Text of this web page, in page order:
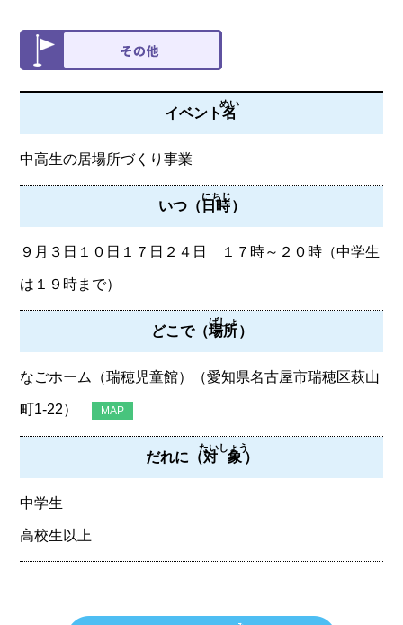
イベント名
めい
中高生の居場所づくり事業
いつ（日時
にちじ
）
９月３日１０日１７日２４日 １７時～２０時（中学生
は１９時まで）
どこで（場所
ばしょ
）
なごホーム（瑞穂児童館）（愛知県名古屋市瑞穂区萩山
町1-22） MAP
だれに（対象
たいしょう
）
中学生
高校生以上